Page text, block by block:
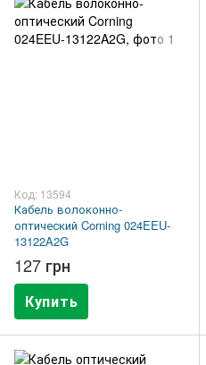
Код: 13594
Кабель волоконно-
оптический Corning 024EEU-
13122A2G
127 грн
Купить